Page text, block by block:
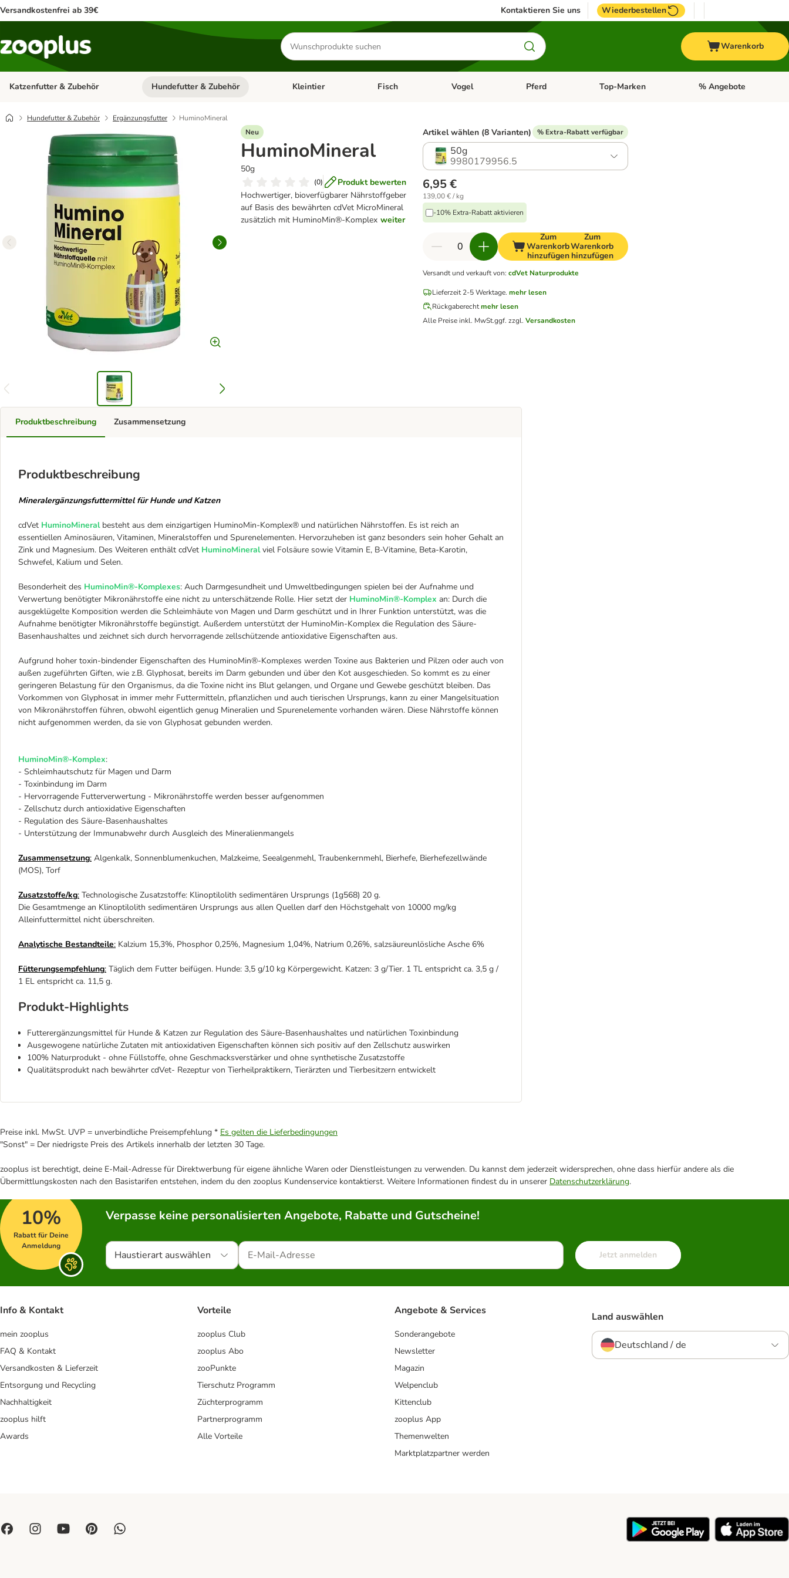
Versandkostenfrei ab 39€ Kontaktieren Sie uns Wiederbestellen
Produkte
suchen
Warenkorb
Katzenfutter & Zubehör Kategorie-Menü öffnen: Katzenfutter & Zubehör
Hundefutter & Zubehör Kategorie-Menü öffnen: Hundefutter & Zubehör
Kleintier Kategorie-Menü öffnen: Kleintier
Fisch Kategorie-Menü öffnen: Fisch
Vogel Kategorie-Menü öffnen: Vogel
Pferd Kategorie-Menü öffnen: Pferd
Top-Marken Kategorie-Menü öffnen:
% Angebote
Hundefutter & Zubehör Ergänzungsfutter
HuminoMineral
Neu
HuminoMineral
50g
(0)
Produkt bewerten
Hochwertiger, bioverfügbarer Nährstoffgeber
auf Basis des bewährten cdVet MicroMineral
zusätzlich mit HuminoMin®-Komplex weiter
Artikel wählen (8 Varianten) % Extra-Rabatt verfügbar
50g
9980179956.5
6,95 €
139,00 € / kg
-10% Extra-Rabatt aktivieren
Zum
Warenkorb
hinzufügen
Zum
Warenkorb
hinzufügen
Versandt und verkauft von: cdVet Naturprodukte
Lieferzeit 2-5 Werktage. mehr lesen
Rückgaberechtmehr lesen
Alle Preise inkl. MwSt.ggf. zzgl.Versandkosten
Produktbeschreibung
Produktbeschreibung
Mineralergänzungsfuttermittel für Hunde und Katzen
cdVet HuminoMineralbesteht aus dem einzigartigen HuminoMin-Komplex® und natürlichen Nährstoffen. Es ist reich an
essentiellen Aminosäuren, Vitaminen, Mineralstoffen und Spurenelementen. Hervorzuheben ist ganz besonders sein hoher Gehalt an
Zink und Magnesium. Des Weiteren enthält cdVet HuminoMineralviel Folsäure sowie Vitamin E, B-Vitamine, Beta-Karotin,
Schwefel, Kalium und Selen.
Besonderheit des HuminoMin®-Komplexes: Auch Darmgesundheit und Umweltbedingungen spielen bei der Aufnahme und
Verwertung benötigter Mikronährstoffe eine nicht zu unterschätzende Rolle. Hier setzt der HuminoMin®-Komplex an: Durch die
ausgeklügelte Komposition werden die Schleimhäute von Magen und Darm geschützt und in Ihrer Funktion unterstützt, was die
Aufnahme benötigter Mikronährstoffe begünstigt. Außerdem unterstützt der HuminoMin-Komplex die Regulation des Säure-
Basenhaushaltes und zeichnet sich durch hervorragende zellschützende antioxidative Eigenschaften aus.
Aufgrund hoher toxin-bindender Eigenschaften des HuminoMin®-Komplexes werden Toxine aus Bakterien und Pilzen oder auch von
außen zugeführten Giften, wie z.B. Glyphosat, bereits im Darm gebunden und über den Kot ausgeschieden. So kommt es zu einer
geringeren Belastung für den Organismus, da die Toxine nicht ins Blut gelangen, und Organe und Gewebe geschützt bleiben. Das
Vorkommen von Glyphosat in immer mehr Futtermitteln, pflanzlichen und auch tierischen Ursprungs, kann zu einer Mangelsituation
von Mikronährstoffen führen, obwohl eigentlich genug Mineralien und Spurenelemente vorhanden wären. Diese Nährstoffe können
nicht aufgenommen werden, da sie von Glyphosat gebunden werden.
HuminoMin®-Komplex:
- Schleimhautschutz für Magen und Darm
- Toxinbindung im Darm
- Hervorragende Futterverwertung - Mikronährstoffe werden besser aufgenommen
- Zellschutz durch antioxidative Eigenschaften
- Regulation des Säure-Basenhaushaltes
- Unterstützung der Immunabwehr durch Ausgleich des Mineralienmangels
Zusammensetzung: Algenkalk, Sonnenblumenkuchen, Malzkeime, Seealgenmehl, Traubenkernmehl, Bierhefe, Bierhefezellwände
(MOS), Torf
Zusatzstoffe/kg: Technologische Zusatzstoffe: Klinoptilolith sedimentären Ursprungs (1g568) 20 g.
Die Gesamtmenge an Klinoptilolith sedimentären Ursprungs aus allen Quellen darf den Höchstgehalt von 10000 mg/kg
Alleinfuttermittel nicht überschreiten.
Analytische Bestandteile: Kalzium 15,3%, Phosphor 0,25%, Magnesium 1,04%, Natrium 0,26%, salzsäureunlösliche Asche 6%
Fütterungsempfehlung: Täglich dem Futter beifügen. Hunde: 3,5 g/10 kg Körpergewicht. Katzen: 3 g/Tier. 1 TL entspricht ca. 3,5 g /
1 EL entspricht ca. 11,5 g.
Produkt-Highlights
Futterergänzungsmittel für Hunde & Katzen zur Regulation des Säure-Basenhaushaltes und natürlichen Toxinbindung
Ausgewogene natürliche Zutaten mit antioxidativen Eigenschaften können sich positiv auf den Zellschutz auswirken
100% Naturprodukt - ohne Füllstoffe, ohne Geschmacksverstärker und ohne synthetische Zusatzstoffe
Qualitätsprodukt nach bewährter cdVet- Rezeptur von Tierheilpraktikern, Tierärzten und Tierbesitzern entwickelt
Zusammensetzung
Preise inkl. MwSt. UVP = unverbindliche Preisempfehlung * Es gelten die Lieferbedingungen
"Sonst" = Der niedrigste Preis des Artikels innerhalb der letzten 30 Tage.
zooplus ist berechtigt, deine E-Mail-Adresse für Direktwerbung für eigene ähnliche Waren oder Dienstleistungen zu verwenden. Du kannst dem jederzeit widersprechen, ohne dass hierfür andere als die
Übermittlungskosten nach den Basistarifen entstehen, indem du den zooplus Kundenservice kontaktierst. Weitere Informationen findest du in unserer Datenschutzerklärung.
10%
Rabatt für Deine
Anmeldung
Verpasse keine personalisierten Angebote, Rabatte und Gutscheine!
Haustierart auswählen Jetzt anmelden
Info & Kontakt
mein zooplus
FAQ & Kontakt
Versandkosten & Lieferzeit
Entsorgung und Recycling
Nachhaltigkeit
zooplus hilft
Awards
Vorteile
zooplus Club
zooplus Abo
zooPunkte
Tierschutz Programm
Züchterprogramm
Partnerprogramm
Alle Vorteile
Angebote & Services
Sonderangebote
Newsletter
Magazin
Welpenclub
Kittenclub
zooplus App
Themenwelten
Marktplatzpartner werden
Land auswählen
Deutschland / de